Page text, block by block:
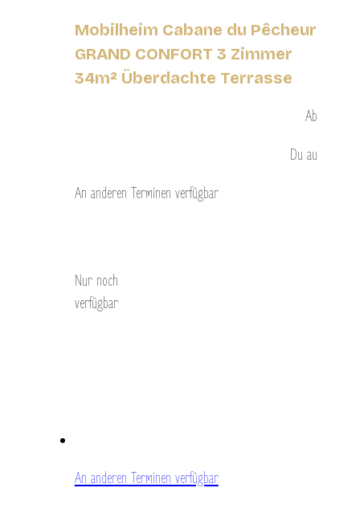
Mobilheim Cabane du Pêcheur
GRAND CONFORT 3 Zimmer
34m² Überdachte Terrasse
Ab
Duau
An anderen Terminen verfügbar
Nur noch
verfügbar
An anderen Terminen verfügbar